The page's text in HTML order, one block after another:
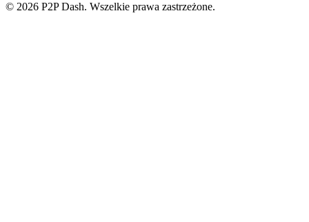
© 2026 P2P Dash. Wszelkie prawa zastrzeżone.